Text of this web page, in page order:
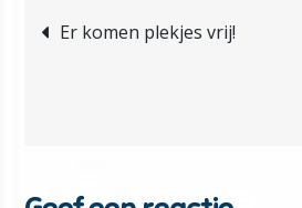
Bericht
Er komen plekjes vrij!